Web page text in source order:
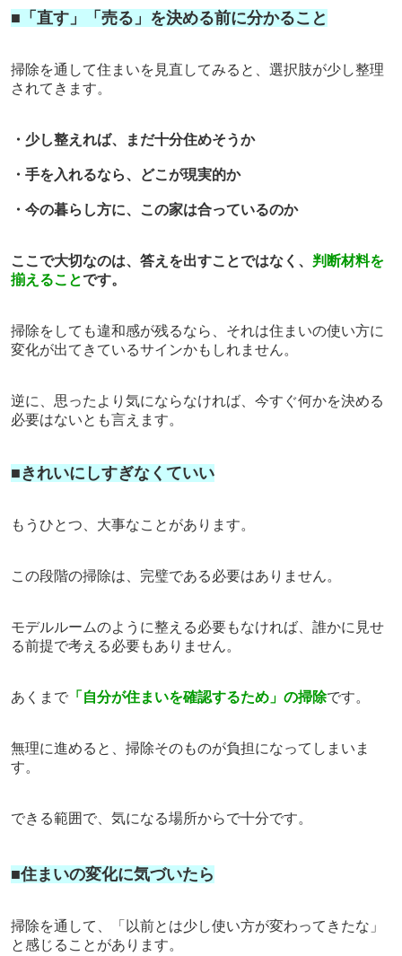
■「直す」「売る」を決める前に分かること
掃除を通して住まいを見直してみると、 選択肢が少し整理
されてきます。
・少し整えれば、まだ十分住めそうか
・手を入れるなら、どこが現実的か
・今の暮らし方に、この家は合っているのか
ここで大切なのは、 答えを出すことではなく、 判断材料を
揃えることです。
掃除をしても違和感が残るなら、 それは住まいの使い方に
変化が出てきているサインかもしれません。
逆に、思ったより気にならなければ、 今すぐ何かを決める
必要はないとも言えます。
■きれいにしすぎなくていい
もうひとつ、大事なことがあります。
この段階の掃除は、完璧である必要はありません。
モデルルームのように整える必要もなければ、 誰かに見せ
る前提で考える必要もありません。
あくまで「自分が住まいを確認するため」の掃除です。
無理に進めると、 掃除そのものが負担になってしまいま
す。
できる範囲で、気になる場所からで十分です。
■住まいの変化に気づいたら
掃除を通して、
「以前とは少し使い方が変わってきたな」
と感じることがあります。